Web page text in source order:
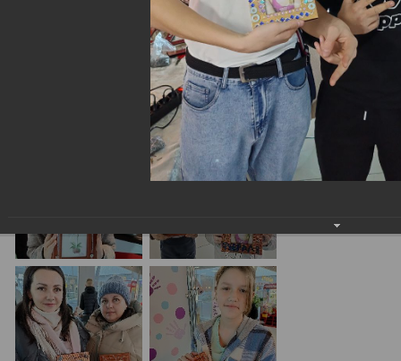
Фотогалерея
23 февраля в ТЦ "Спутник" г. Юрга